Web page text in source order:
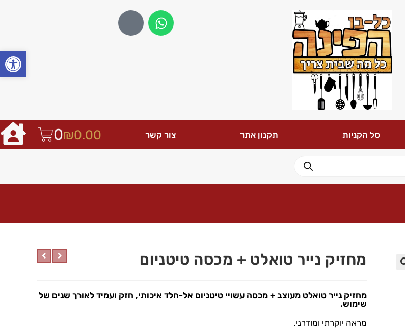
סל הקניות תקנון אתר צור קשר ₪0.00
0
מחזיק נייר טואלט + מכסה טיטניום
מחזיק נייר טואלט מעוצב + מכסה עשויי טיטניום אל-חלד איכותי, חזק ועמיד לאורך שנים של
שימוש.
מראה יוקרתי ומודרני.